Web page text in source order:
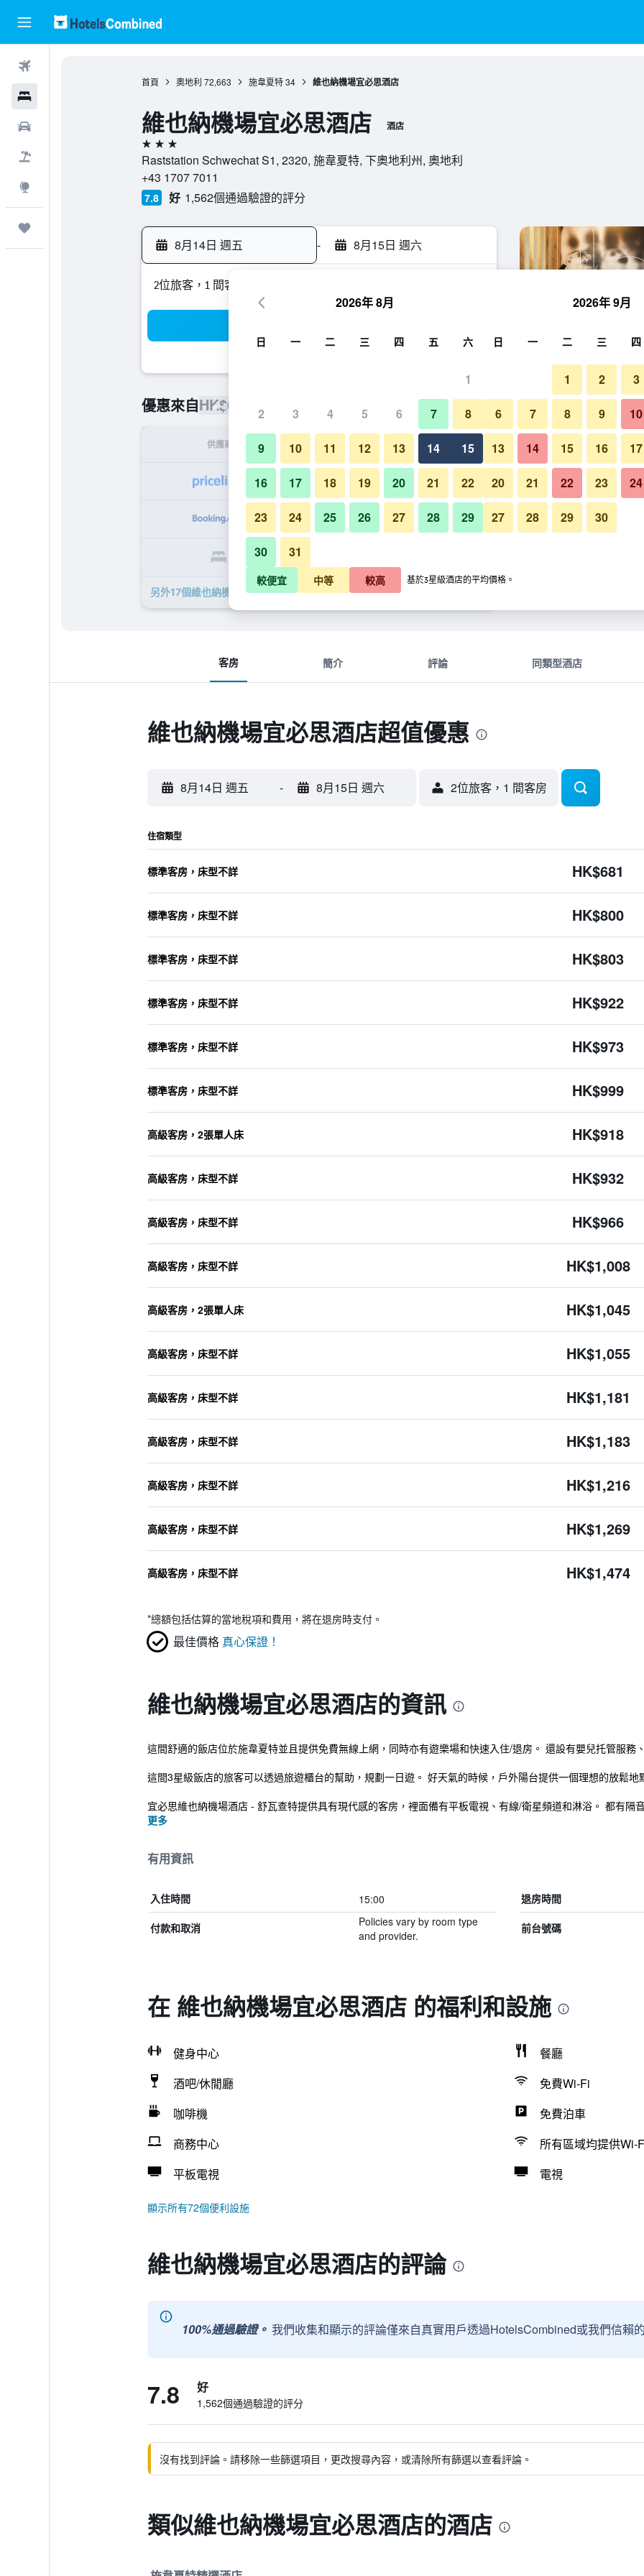
首頁 奧地利 72,663 施韋夏特 34 維也納機場宜必思酒店
維也納機場宜必思酒店 酒店
3星級
Raststation Schwechat S1, 2320, 施韋夏特, 下奧地利州, 奧地利
+43 1707 7011
7.8 好 1,562個通過驗證的評分
8月14日 週五 - 8月15日 週六
2位旅客，1 間客房
優惠來自HK$681
供應商 每晚總額
HK$681 查看優惠
HK$800 查看優惠
另外17個維也納機場宜必思酒店​的優惠
休閒室
維也納機場宜必思酒店的照片
客房 簡介 評論 同類型酒店
維也納機場宜必思酒店超值優惠
8月14日 週五 - 8月15日 週六 2位旅客，1 間客房
住宿類型
標準客房，床型不詳 HK$681
標準客房，床型不詳 HK$800
標準客房，床型不詳 HK$803
標準客房，床型不詳 HK$922
標準客房，床型不詳 HK$973
標準客房，床型不詳 HK$999
高級客房，2張單人床 HK$918
高級客房，床型不詳 HK$932
高級客房，床型不詳 HK$966
高級客房，床型不詳 HK$1,008
高級客房，2張單人床 HK$1,045
高級客房，床型不詳 HK$1,055
高級客房，床型不詳 HK$1,181
高級客房，床型不詳 HK$1,183
高級客房，床型不詳 HK$1,216
高級客房，床型不詳 HK$1,269
高級客房，床型不詳 HK$1,474
*總額包括估算的當地稅項和費用，將在退房時支付。
最佳價格 真心保證！
維也納機場宜必思酒店的資訊
這間舒適的飯店位於施韋夏特並且提供免費無線上網，同時亦有遊樂場和快速入住/退房。 還設有嬰兒托管服務
這間3星級飯店的旅客可以透過旅遊櫃台的幫助，規劃一日遊。 好天氣的時候，戶外陽台提供一個理想的放鬆地
宜必思維也納機場酒店 - 舒瓦查特提供具有現代感的客房，裡面備有平板電視、有線/衛星頻道和淋浴。 都有隔
更多
有用資訊
入住時間 15:00 退房時間
付款和取消
Policies vary by room type
and provider.
前台號碼
在 維也納機場宜必思酒店 的福利和設施
健身中心
餐廳
酒吧/休閒廳
免費Wi-Fi
咖啡機
免費泊車
商務中心
所有區域均提供Wi-
平板電視
電視
顯示所有72個便利設施
維也納機場宜必思酒店的評論
100%通過驗證。 我們收集和顯示的評論僅來自真實用戶透過HotelsCombined或我們信賴
7.8 好
1,562個通過驗證的評分
沒有找到評論。請移除一些篩選項目，更改搜尋內容，或清除所有篩選以查看評論。
類似維也納機場宜必思酒店的酒店
2026年 8月
日 一 二 三 四 五 六
1
2 3 4 5 6 7 8
9 10 11 12 13 14 15
16 17 18 19 20 21 22
23 24 25 26 27 28 29
30 31
2026年 9月
日 一 二 三 四
1 2 3
6 7 8 9 10
13 14 15 16 17
20 21 22 23 24
27 28 29 30
較便宜 中等 較高 基於3星級酒店的平均價格。